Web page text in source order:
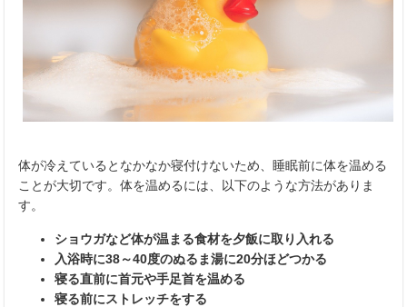
体が冷えているとなかなか寝付けないため、睡眠前に体を温める
ことが大切です。体を温めるには、以下のような方法がありま
す。
ショウガなど体が温まる食材を夕飯に取り入れる
入浴時に38～40度のぬるま湯に20分ほどつかる
寝る直前に首元や手足首を温める
寝る前にストレッチをする